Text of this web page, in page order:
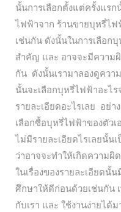
นั้นการเลือกตั้งแต่ครั้งแร
ไฟฟ้าจาก ร้านขายบุหรี่ไฟ
เช่นกัน ดังนั้นในการเลือก
สำคัญ และ อาจจะมีความ
กัน ดังนั้นเรามาลองดูควา
นั้นจะเลือกบุหรี่ไฟฟ้าอะไ
รายละเอียดอะไรเลย อย่
เลือกซื้อบุหรี่ไฟฟ้าของตัว
ไม่มีรายละเอียดไรเลยนั้น
ว่าอาจจะทำให้เกิดความผิ
ในเรื่องของรายละเอียดนั้
ศึกษาให้ดีก่อนด้วยเช่นกัน
กับเรา และ ใช้งานง่ายไ